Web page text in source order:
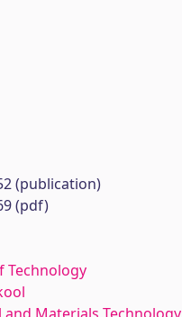
(publication)
(pdf)
Technology